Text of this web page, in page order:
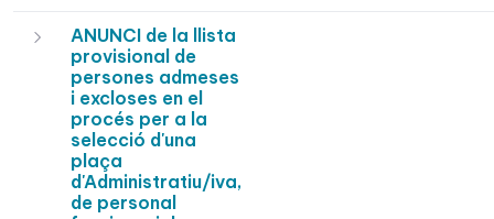
ANUNCI de la llista
provisional de
persones admeses
i excloses en el
procés per a la
selecció d'una
plaça
d'Administratiu/iva,
de personal